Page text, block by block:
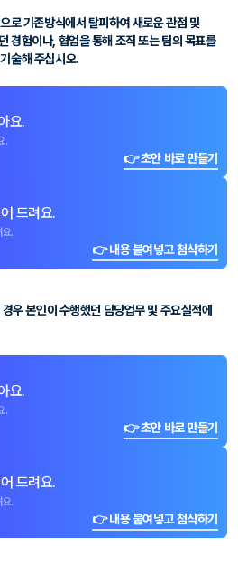
로 기존방식에서 탈피하여 새로운 관점 및
경험이나, 협업을 통해 조직 또는 팀의 목표를
술해 주십시오.
요.
.
👉 초안 바로 만들기
드려요.
.
👉 내용 붙여넣고 첨삭하기
우 본인이 수행했던 담당업무 및 주요실적에
요.
.
👉 초안 바로 만들기
드려요.
.
👉 내용 붙여넣고 첨삭하기